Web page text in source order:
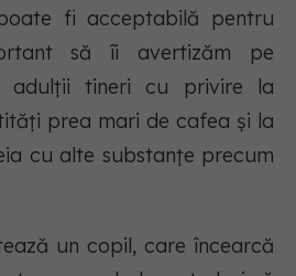
fi acceptabilă pentru
să îi avertizăm pe
adulții tineri cu privire la
prea mari de cafea și la
cu alte substanțe precum
un copil, care încearcă